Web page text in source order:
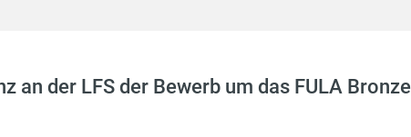
an der LFS der Bewerb um das FULA Bronze